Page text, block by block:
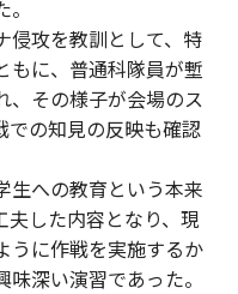
攻を教訓として、特
もに、普通科隊員が塹
、その様子が会場のス
での知見の反映も確認
への教育という本来
夫した内容となり、現
うに作戦を実施するか
深い演習であった。